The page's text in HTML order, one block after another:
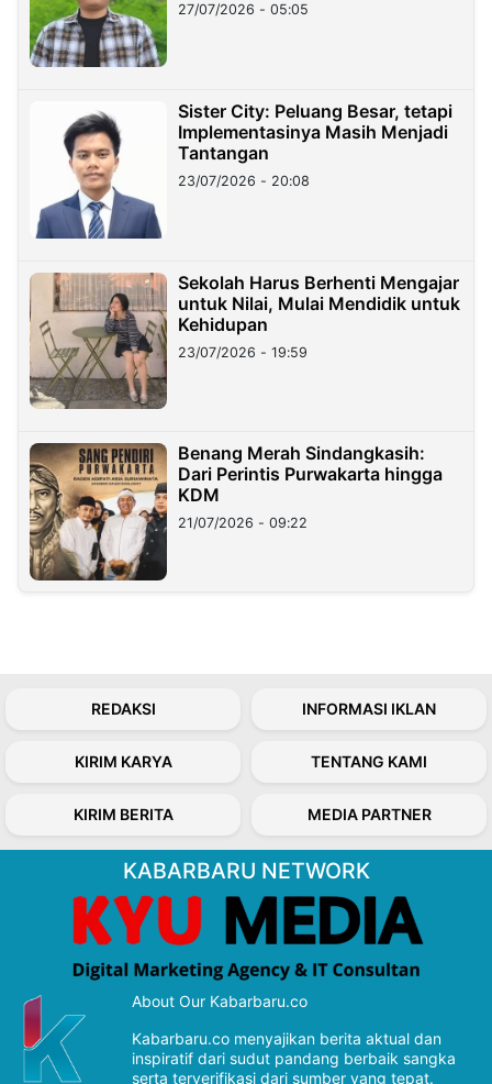
27/07/2026 - 05:05
Sister City: Peluang Besar, tetapi
Implementasinya Masih Menjadi
Tantangan
23/07/2026 - 20:08
Sekolah Harus Berhenti Mengajar
untuk Nilai, Mulai Mendidik untuk
Kehidupan
23/07/2026 - 19:59
Benang Merah Sindangkasih:
Dari Perintis Purwakarta hingga
KDM
21/07/2026 - 09:22
REDAKSI INFORMASI IKLAN
KIRIM KARYA TENTANG KAMI
KIRIM BERITA MEDIA PARTNER
KABARBARU NETWORK
About Our Kabarbaru.co
Kabarbaru.co menyajikan berita aktual dan
inspiratif dari sudut pandang berbaik sangka
serta terverifikasi dari sumber yang tepat.